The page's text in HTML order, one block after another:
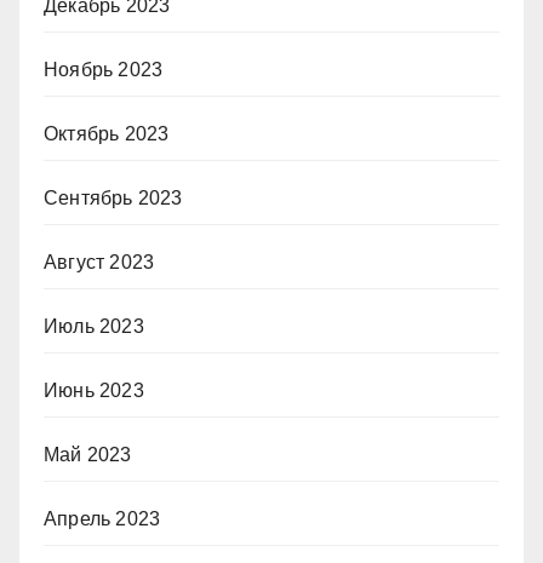
Декабрь 2023
Ноябрь 2023
Октябрь 2023
Сентябрь 2023
Август 2023
Июль 2023
Июнь 2023
Май 2023
Апрель 2023